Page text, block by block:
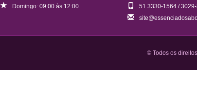
Domingo: 09:00 às 12:00
51 3330-1564 /
© Todos os